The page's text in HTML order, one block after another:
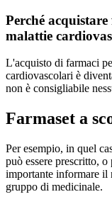
Perché
malattie
L'acquisto di farmaci
cardiovascolari è
non è consigliabile
Farmaset a
Per esempio, in quel
può essere prescritto,
importante informare il
gruppo di medicinale.